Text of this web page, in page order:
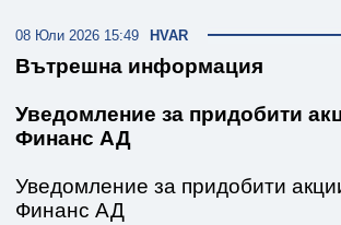
HVAR
08 Юли 2026 15:49
Вътрешна информация
Уведомление за придобити
Финанс АД
Уведомление за придобити
Финанс АД